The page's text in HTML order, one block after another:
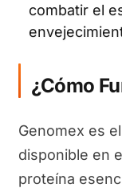
combatir el
¿Cómo
Genomex es
disponible en
proteína